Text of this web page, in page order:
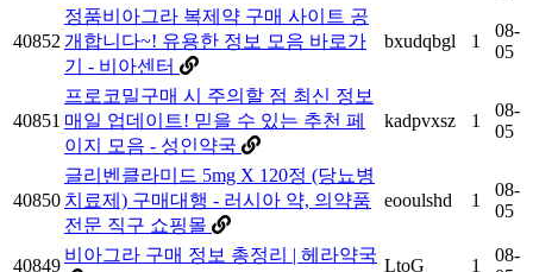
40852
정품비아그라 복제약 구매 사이트 공
개합니다~! 유용한 정보 모음 바로가
기 - 비아센터
bxudqbgl 1
08-
05
40851
프로코밀구매 시 주의할 점 최신 정보
매일 업데이트! 믿을 수 있는 추천 페
이지 모음 - 성인약국
kadpvxsz 1
08-
05
40850
글리벤클라미드 5mg X 120정 (당뇨병
치료제) 구매대행 - 러시아 약, 의약품
전문 직구 쇼핑몰
eooulshd 1
08-
05
40849
비아그라 구매 정보 총정리 | 헤라약국
LtoG 1
08-